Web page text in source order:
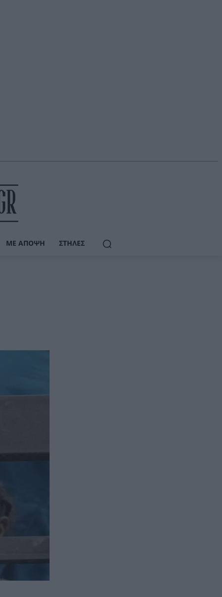
ΜΕ ΆΠΟΨΗ ΣΤΉΛΕΣ